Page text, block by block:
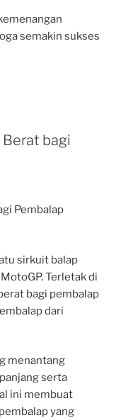
semakin sukses
bagi
Pembalap
sirkuit balap
Terletak di
bagi pembalap
dari
menantang
serta
ini membuat
yang